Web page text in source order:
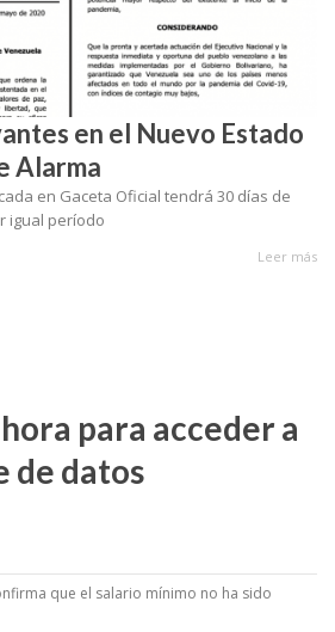
en el Nuevo Estado
Alarma
en Gaceta Oficial tendrá 30 días de
igual período
Leer más
para acceder a
de datos
que el salario mínimo no ha sido